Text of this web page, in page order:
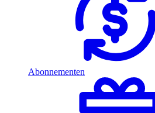
Abonnementen